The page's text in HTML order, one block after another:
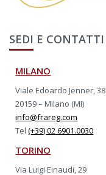
SEDI E CONTATTI
MILANO
Viale Edoardo Jenner, 38
20159 – Milano (MI)
info@frareg.com
Tel(+39) 02 6901.0030
TORINO
Via Luigi Einaudi, 29